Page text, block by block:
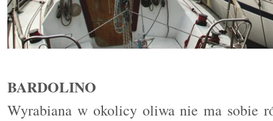
BARDOLINO
Wyrabiana w okolicy oliwa nie ma sobie